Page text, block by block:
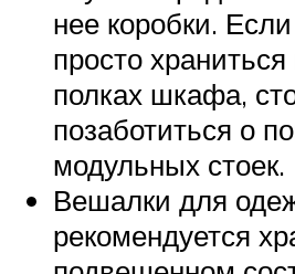
нее коробки.
просто
полках шкафа,
позаботиться о
модульных стоек.
Вешалки для
рекомендуется